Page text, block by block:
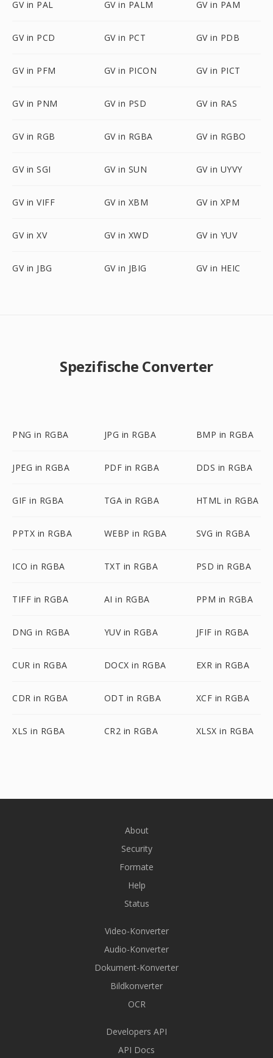
GV in PAL GV in PALM GV in PAM
GV in PCD GV in PCT GV in PDB
GV in PFM GV in PICON GV in PICT
GV in PNM GV in PSD GV in RAS
GV in RGB GV in RGBA GV in RGBO
GV in SGI GV in SUN GV in UYVY
GV in VIFF GV in XBM GV in XPM
GV in XV GV in XWD GV in YUV
GV in JBG GV in JBIG GV in HEIC
Spezifische Converter
PNG in RGBA JPG in RGBA BMP in RGBA
JPEG in RGBA PDF in RGBA DDS in RGBA
GIF in RGBA TGA in RGBA HTML in RGBA
PPTX in RGBA WEBP in RGBA SVG in RGBA
ICO in RGBA TXT in RGBA PSD in RGBA
TIFF in RGBA AI in RGBA PPM in RGBA
DNG in RGBA YUV in RGBA JFIF in RGBA
CUR in RGBA DOCX in RGBA EXR in RGBA
CDR in RGBA ODT in RGBA XCF in RGBA
XLS in RGBA CR2 in RGBA XLSX in RGBA
About
Security
Formate
Help
Status
Video-Konverter
Audio-Konverter
Dokument-Konverter
Bildkonverter
OCR
Developers API
API Docs